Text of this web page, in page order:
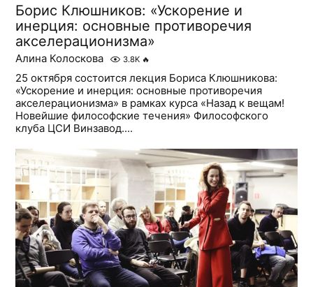
Борис Клюшников: «Ускорение и
инерция: основные противоречия
акселерационизма»
Алина Колоскова 3.8K 🔥
25 октября состоится лекция Бориса Клюшникова:
«Ускорение и инерция: основные противоречия
акселерационизма» в рамках курса «Назад к вещам!
Новейшие философские течения» Философского
клуба ЦСИ Винзавод....